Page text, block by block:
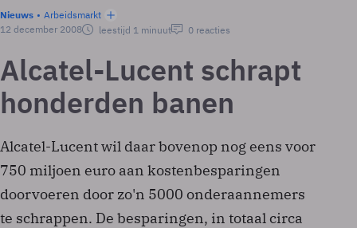
Nieuws
Arbeidsmarkt
12 december 2008
leestijd 1 minuut 0 reacties
Alcatel-Lucent schrapt
honderden banen
Alcatel-Lucent wil daar bovenop nog eens voor
750 miljoen euro aan kostenbesparingen
doorvoeren door zo'n 5000 onderaannemers
te schrappen. De besparingen, in totaal circa